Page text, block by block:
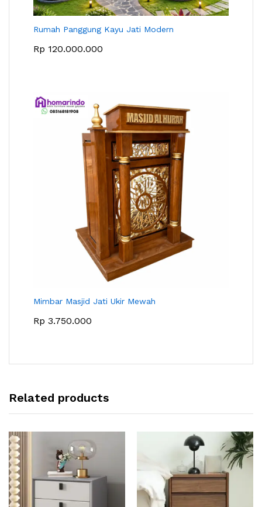
Rumah Panggung Kayu Jati Modern
Rp 120.000.000
Mimbar Masjid Jati Ukir Mewah
Rp 3.750.000
Related products